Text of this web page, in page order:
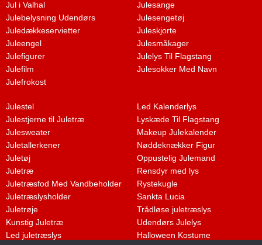
Jul i Valhal
Julebelysning Udendørs
Juledækkeservietter
Juleengel
Julefigurer
Julefilm
Julefrokost
Julesange
Julesengetøj
Juleskjorte
Julesmåkager
Julelys Til Flagstang
Julesokker Med Navn
Julestel
Julestjerne til Juletræ
Julesweater
Juletallerkener
Juletøj
Juletræ
Juletræsfod Med Vandbeholder
Juletræslysholder
Juletrøje
Kunstig Juletræ
Led juletræslys
Led Kalenderlys
Lyskæde Til Flagstang
Makeup Julekalender
Nøddeknækker Figur
Oppustelig Julemand
Rensdyr med lys
Rystekugle
Sankta Lucia
Trådløse juletræslys
Udendørs Julelys
Halloween Kostume